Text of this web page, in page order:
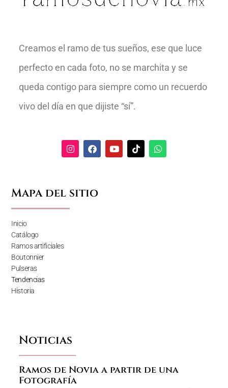
Creamos el ramo de tus sueños, ese que luce
perfecto en cada foto, no se marchita y se
queda contigo para siempre como un recuerdo
vivo del día en que dijiste “sí”.
Mapa del sitio
Inicio
Catálogo
Ramos artificiales
Boutonnier
Pulseras
Tendencias
Historia
Noticias
Ramos de Novia a partir de una
Fotografía